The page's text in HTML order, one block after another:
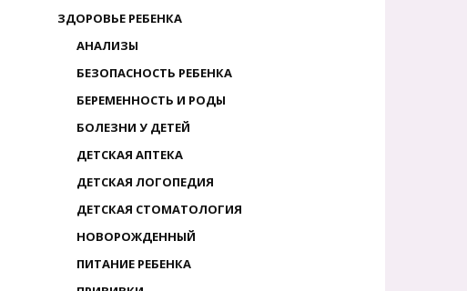
ЗДОРОВЬЕ РЕБЕНКА
АНАЛИЗЫ
БЕЗОПАСНОСТЬ РЕБЕНКА
БЕРЕМЕННОСТЬ И РОДЫ
БОЛЕЗНИ У ДЕТЕЙ
ДЕТСКАЯ АПТЕКА
ДЕТСКАЯ ЛОГОПЕДИЯ
ДЕТСКАЯ СТОМАТОЛОГИЯ
НОВОРОЖДЕННЫЙ
ПИТАНИЕ РЕБЕНКА